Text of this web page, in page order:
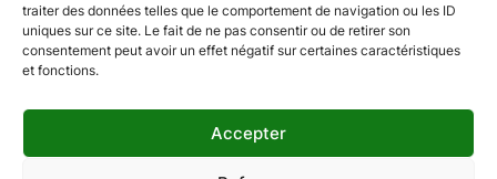
traiter des données telles que le comportement de navigation ou les ID
uniques sur ce site. Le fait de ne pas consentir ou de retirer son
consentement peut avoir un effet négatif sur certaines caractéristiques
et fonctions.
Accepter
Documentation
Copyright © 2024 MCF. Tous droits réservés